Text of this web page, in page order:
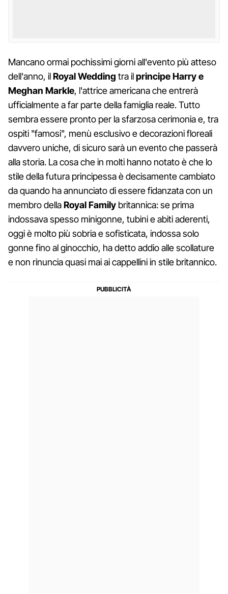
Mancano ormai pochissimi giorni all'evento più atteso
dell'anno, ilRoyal Wedding tra ilprincipe Harry e
Meghan Markle, l'attrice americana che entrerà
ufficialmente a far parte della famiglia reale. Tutto
sembra essere pronto per la sfarzosa cerimonia e, tra
ospiti "famosi", menù esclusivo e decorazioni floreali
davvero uniche, di sicuro sarà un evento che passerà
alla storia. La cosa che in molti hanno notato è che lo
stile della futura principessa è decisamente cambiato
da quando ha annunciato di essere fidanzata con un
membro dellaRoyal Family britannica: se prima
indossava spesso minigonne, tubini e abiti aderenti,
oggi è molto più sobria e sofisticata, indossa solo
gonne fino al ginocchio, ha detto addio alle scollature
e non rinuncia quasi mai ai cappellini in stile britannico.